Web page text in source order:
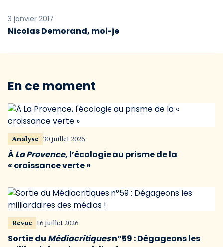
3 janvier 2017
Nicolas Demorand, moi-je
En ce moment
Analyse 30 juillet 2026
ÀLa Provence, l’écologie au prisme de la
« croissance verte »
Revue 16 juillet 2026
Sortie du Médiacritiquesn°59 : Dégageons les